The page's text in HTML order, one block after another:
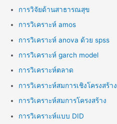
การวิจัยด้านสาธารณสุข
การวิเคราะห์ amos
การวิเคราะห์ anova ด้วย spss
การวิเคราะห์ garch model
การวิเคราะห์ตลาด
การวิเคราะห์สมการเชิงโครงสร้าง
การวิเคราะห์สมการโครงสร้าง
การวิเคราะห์แบบ DID